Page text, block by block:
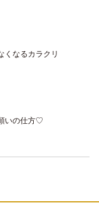
くなるカラクリ
いの仕方♡